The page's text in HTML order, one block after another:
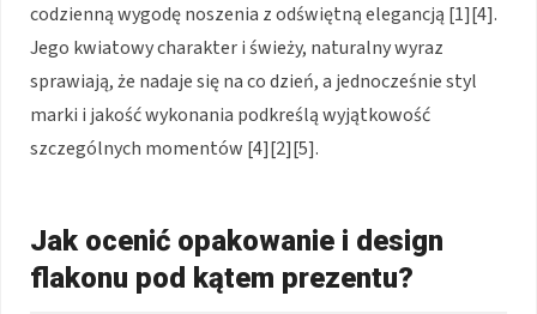
codzienną wygodę noszenia z odświętną elegancją [1][4].
Jego kwiatowy charakter i świeży, naturalny wyraz
sprawiają, że nadaje się na co dzień, a jednocześnie styl
marki i jakość wykonania podkreślą wyjątkowość
szczególnych momentów [4][2][5].
Jak ocenić opakowanie i design
flakonu pod kątem prezentu?